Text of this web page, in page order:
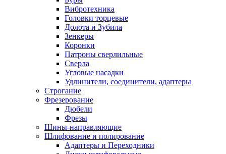
Вибротехника
Головки торцевые
Долота и Зубила
Зенкеры
Коронки
Патроны сверлильные
Сверла
Угловые насадки
Удлинители, соединители, адаптеры
Строгание
Фрезерование
Дюбели
Фрезы
Шины-направляющие
Шлифование и полирование
Адаптеры и Переходники